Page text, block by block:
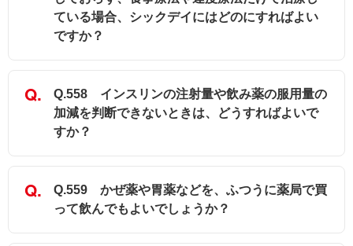
ている場合、シックデイにはどのにすればよい
ですか？
Q.558 インスリンの注射量や飲み薬の服用量の
加減を判断できないときは、どうすればよいで
すか？
Q.559 かぜ薬や胃薬などを、ふつうに薬局で買
って飲んでもよいでしょうか？